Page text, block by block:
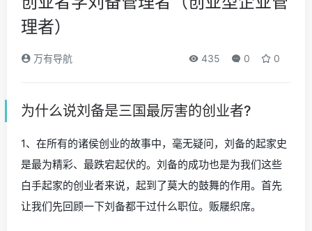
理者）
万有导航 435 0 0
为什么说刘备是三国最厉害的创业者?
1、在所有的诸侯创业的故事中，毫无疑问，刘备的起家史
是最为精彩、最跌宕起伏的。刘备的成功也是为我们这些
白手起家的创业者来说，起到了莫大的鼓舞的作用。首先
让我们先回顾一下刘备都干过什么职位。贩屦织席。